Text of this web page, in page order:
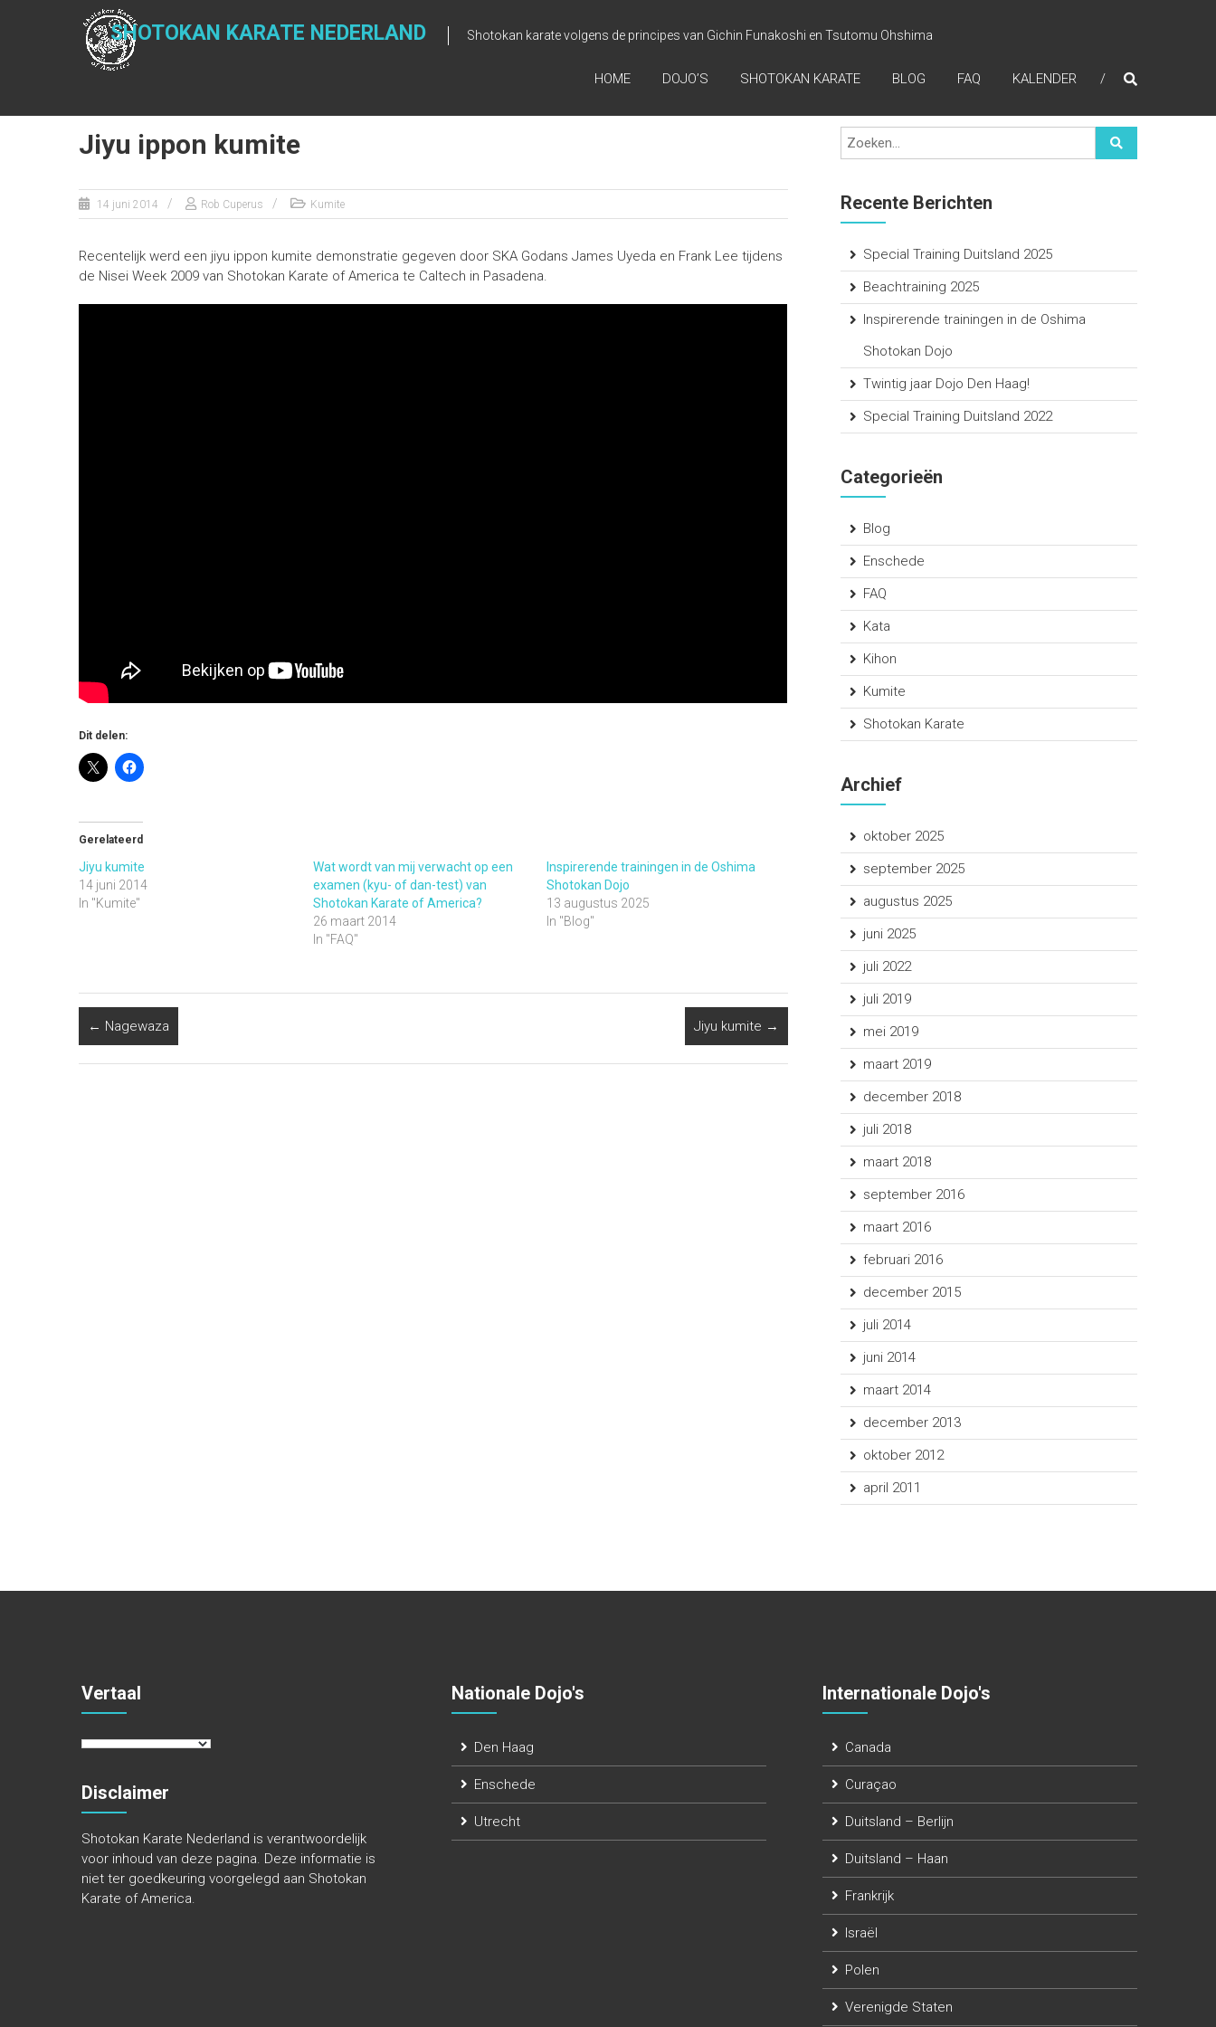
SHOTOKAN KARATE NEDERLAND Shotokan karate volgens de principes van Gichin Funakoshi en Tsutomu Ohshima
HOME DOJO’S SHOTOKAN KARATE BLOG FAQ KALENDER
Jiyu ippon kumite
14 juni 2014 Rob Cuperus Kumite
Recentelijk werd een jiyu ippon kumite demonstratie gegeven door SKA Godans James Uyeda en Frank Lee tijdens
de Nisei Week 2009 van Shotokan Karate of America te Caltech in Pasadena.
Dit delen:
Gerelateerd
Jiyu kumite
14 juni 2014
In "Kumite"
Wat wordt van mij verwacht op een
examen (kyu- of dan-test) van
Shotokan Karate of America?
26 maart 2014
In "FAQ"
Inspirerende trainingen in de Oshima
Shotokan Dojo
13 augustus 2025
In "Blog"
← Nagewaza Jiyu kumite →
Recente Berichten
Special Training Duitsland 2025
Beachtraining 2025
Inspirerende trainingen in de Oshima
Shotokan Dojo
Twintig jaar Dojo Den Haag!
Special Training Duitsland 2022
Categorieën
Blog
Enschede
FAQ
Kata
Kihon
Kumite
Shotokan Karate
Archief
oktober 2025
september 2025
augustus 2025
juni 2025
juli 2022
juli 2019
mei 2019
maart 2019
december 2018
juli 2018
maart 2018
september 2016
maart 2016
februari 2016
december 2015
juli 2014
juni 2014
maart 2014
december 2013
oktober 2012
april 2011
Vertaal
Disclaimer
Shotokan Karate Nederland is verantwoordelijk
voor inhoud van deze pagina. Deze informatie is
niet ter goedkeuring voorgelegd aan Shotokan
Karate of America.
Nationale Dojo's
Den Haag
Enschede
Utrecht
Internationale Dojo's
Canada
Curaçao
Duitsland – Berlijn
Duitsland – Haan
Frankrijk
Israël
Polen
Verenigde Staten